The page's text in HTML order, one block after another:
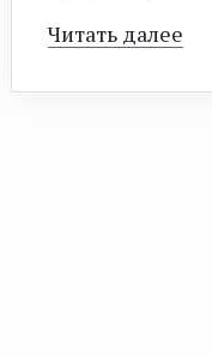
Читать далее